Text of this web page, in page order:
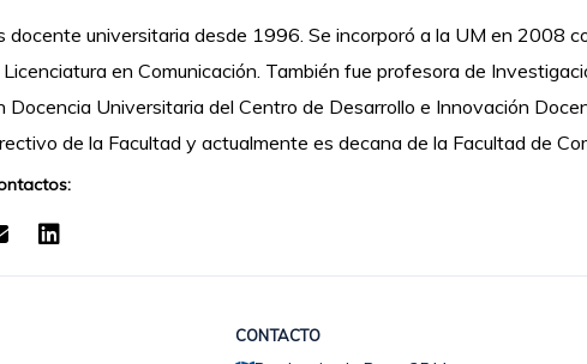
docente universitaria desde 1996. Se incorporó a la UM en 2008
Licenciatura en Comunicación. También fue profesora de
Docencia Universitaria del Centro de Desarrollo e Innovación
de la Facultad y actualmente es decana de la Facultad de
CONTACTO